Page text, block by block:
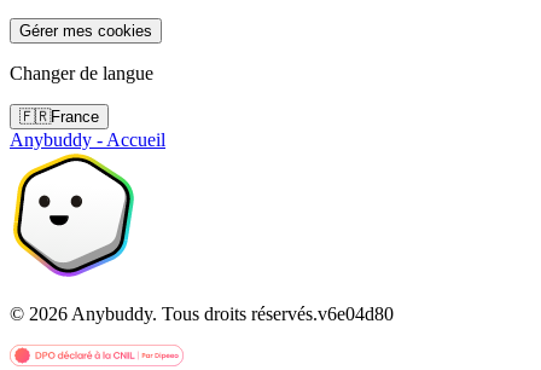
Gérer mes cookies
Changer de langue
🇫🇷France
Anybuddy - Accueil
© 2026Anybuddy. Tous droits réservés.v6e04d80